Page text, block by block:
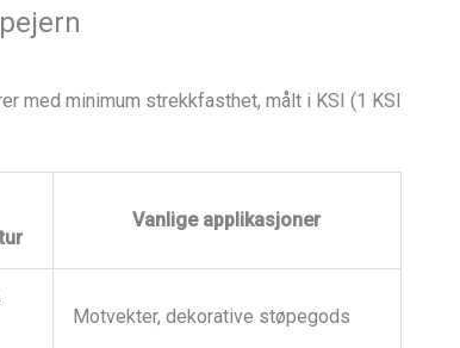
med minimum strekkfasthet, målt i KSI (1 KSI
Vanlige applikasjoner
Motvekter, dekorative støpegods